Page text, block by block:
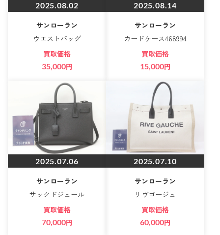
2025.08.02
サンローラン
ウエストバッグ
買取価格
35,000円
2025.08.14
サンローラン
カードケース468994
買取価格
15,000円
2025.07.06
サンローラン
サックドジュール
買取価格
70,000円
2025.07.10
サンローラン
リヴゴージュ
買取価格
60,000円